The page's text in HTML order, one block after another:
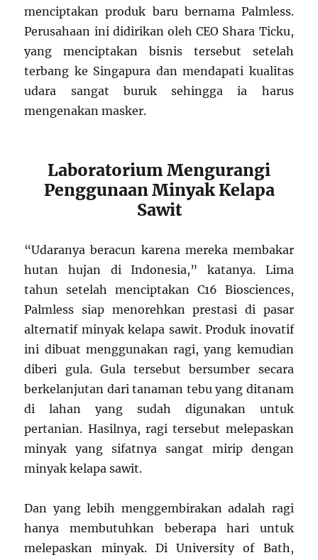
menciptakan produk baru bernama Palmless.
Perusahaan ini didirikan oleh CEO Shara Ticku,
yang menciptakan bisnis tersebut setelah
terbang ke Singapura dan mendapati kualitas
udara sangat buruk sehingga ia harus
mengenakan masker.
Laboratorium Mengurangi
Penggunaan Minyak Kelapa
Sawit
“Udaranya beracun karena mereka membakar
hutan hujan di Indonesia,” katanya. Lima
tahun setelah menciptakan C16 Biosciences,
Palmless siap menorehkan prestasi di pasar
alternatif minyak kelapa sawit. Produk inovatif
ini dibuat menggunakan ragi, yang kemudian
diberi gula. Gula tersebut bersumber secara
berkelanjutan dari tanaman tebu yang ditanam
di lahan yang sudah digunakan untuk
pertanian. Hasilnya, ragi tersebut melepaskan
minyak yang sifatnya sangat mirip dengan
minyak kelapa sawit.
Dan yang lebih menggembirakan adalah ragi
hanya membutuhkan beberapa hari untuk
melepaskan minyak. Di University of Bath,